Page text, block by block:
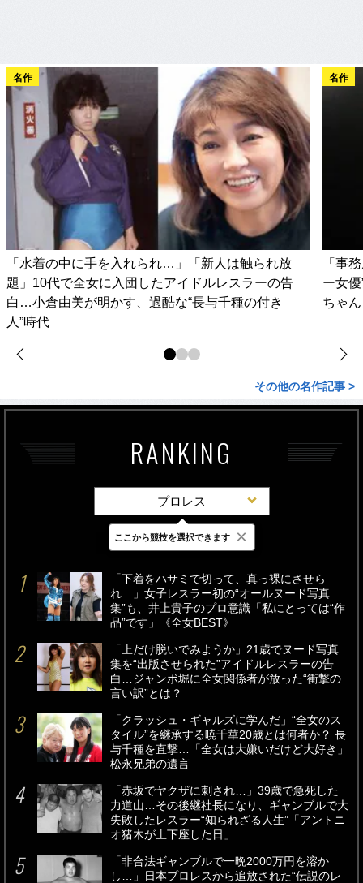
名作
「水着の中に手を入れられ…」「新人は触られ放
題」10代で全女に入団したアイドルレスラーの告
白…小倉由美が明かす、過酷な“長与千種の付き
人”時代
名作
「事
ー女
ちゃ
その他の名作記事 >
RANKING
プロレス
最新 24時間 週間
「下着をハサミで切って、真っ裸にさせら
れ…」女子レスラー初の“オールヌード写真
集”も、井上貴子のプロ意識「私にとっては“作
品”です」《全女BEST》
「上だけ脱いでみようか」21歳でヌード写真
集を“出版させられた”アイドルレスラーの告
白…ジャンボ堀に全女関係者が放った“衝撃の
言い訳”とは？
「クラッシュ・ギャルズに学んだ」“全女のス
タイル”を継承する暁千華20歳とは何者か？ 長
与千種を直撃…「全女は大嫌いだけど大好き」
松永兄弟の遺言
「赤坂でヤクザに刺され…」39歳で急死した
力道山…その後継社長になり、ギャンブルで大
失敗したレスラー“知られざる人生”「アントニ
オ猪木が土下座した日」
「非合法ギャンブルで一晩2000万円を溶か
し…」日本プロレスから追放された“伝説のレ
ここから競技を選択できます ×